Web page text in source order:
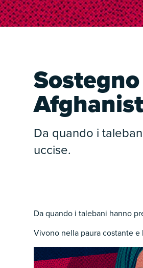
Da quando i
uccise.
Da quando i talebani hanno
Vivono nella paura costante